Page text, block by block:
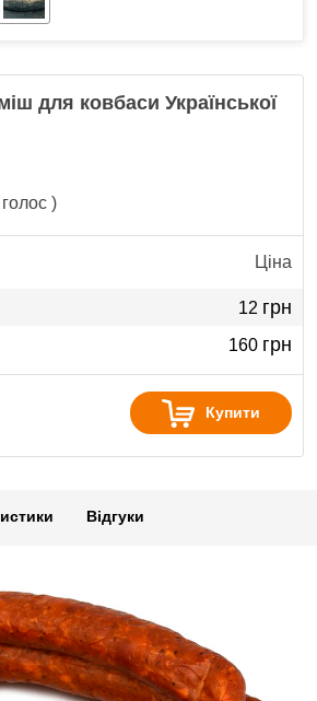
для ковбаси Української
голос )
Ціна
12 грн
160 грн
Купити
Відгуки